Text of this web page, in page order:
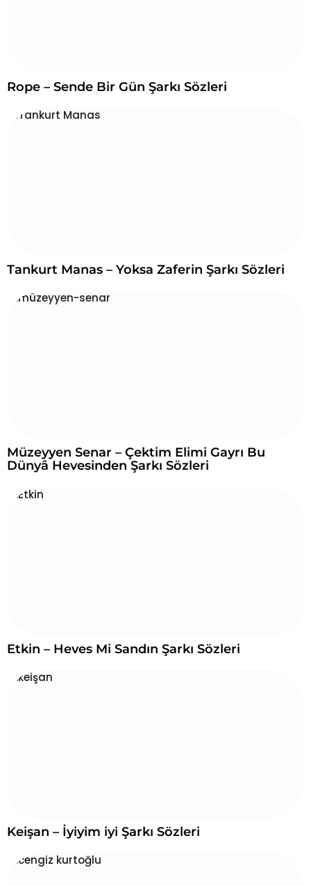
Rope – Sende Bir Gün Şarkı Sözleri
Tankurt Manas – Yoksa Zaferin Şarkı Sözleri
Müzeyyen Senar – Çektim Elimi Gayrı Bu
Dünyâ Hevesinden Şarkı Sözleri
Etkin – Heves Mi Sandın Şarkı Sözleri
Keişan – İyiyim iyi Şarkı Sözleri